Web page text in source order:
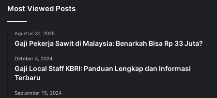
Most Viewed Posts
Agustus 31, 2025
Gaji Pekerja Sawit di Malaysia: Benarkah Bisa Rp 33 Juta?
Oktober 4, 2024
Gaji Local Staff KBRI: Panduan Lengkap dan Informasi
Terbaru
September 15, 2024